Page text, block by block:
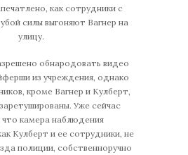
как сотрудники с
силы выгоняют Вагнер на
улицу.
обнародовать видео
из учреждения, однако
кроме Вагнер и Кулберт,
Уже сейчас
что камера наблюдения
Кулберт и ее сотрудники, не
полиции, собственноручно